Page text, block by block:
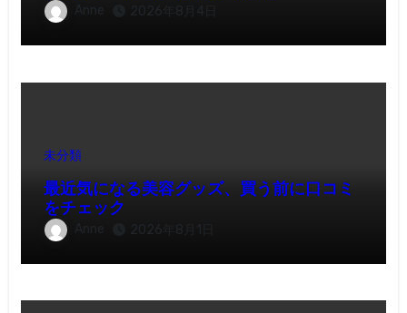
Anne 2026年8月4日
未分類
最近気になる美容グッズ、買う前に口コミ
をチェック
Anne 2026年8月1日